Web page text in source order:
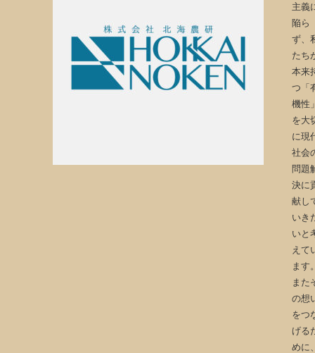
主義
陥ら
ず、
たち
本来
つ「
機性
を大
に現
社会
問題
決に
献し
いき
いと
えて
ます
また
の想
をつ
げる
めに